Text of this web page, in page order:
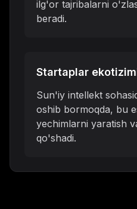
ilg'or tajribalarni
beradi.
Startaplar
Sun'iy intellekt
oshib bormoqda, bu
yechimlarni yaratish
qo'shadi.